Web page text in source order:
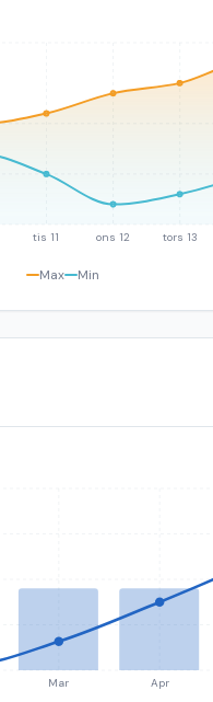
tis 11 ons 12 tors 13
Max Min
Mar Apr